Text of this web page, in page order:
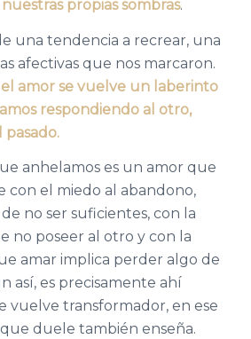
propias sombras.
una tendencia a recrear, una
afectivas que nos marcaron.
amor se vuelve un laberinto
respondiendo al otro,
pasado.
anhelamos es un amor que
con el miedo al abandono,
no ser suficientes, con la
no poseer al otro y con la
amar implica perder algo de
así, es precisamente ahí
vuelve transformador, en ese
duele también enseña.